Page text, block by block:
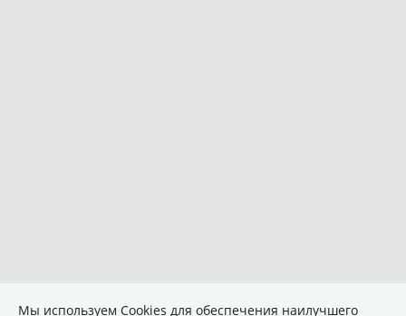
Мы используем Сookies для обеспечения наилучшего